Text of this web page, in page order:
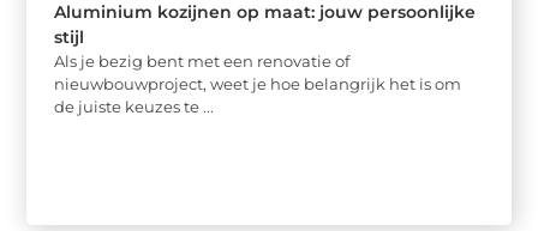
Aluminium kozijnen op maat: jouw persoonlijke
stijl
Als je bezig bent met een renovatie of
nieuwbouwproject, weet je hoe belangrijk het is om
de juiste keuzes te ...